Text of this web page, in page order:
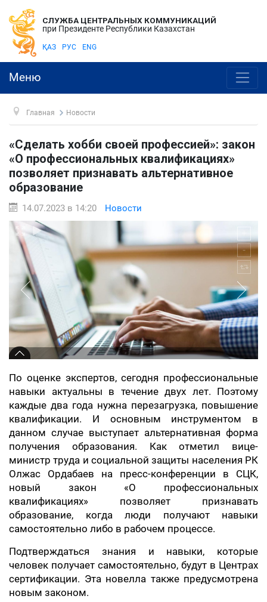
СЛУЖБА ЦЕНТРАЛЬНЫХ КОММУНИКАЦИЙ
при Президенте Республики Казахстан
ҚАЗ РУС ENG
Меню
Главная Новости
«Сделать хобби своей профессией»: закон
«О профессиональных квалификациях»
позволяет признавать альтернативное
образование
14.07.2023 в 14:20 Новости
По оценке экспертов, сегодня профессиональные
навыки актуальны в течение двух лет. Поэтому
каждые два года нужна перезагрузка, повышение
квалификации. И основным инструментом в
данном случае выступает альтернативная форма
получения образования. Как отметил вице-
министр труда и социальной защиты населения РК
Олжас Ордабаев на пресс-конференции в СЦК,
новый закон «О профессиональных
квалификациях» позволяет признавать
образование, когда люди получают навыки
самостоятельно либо в рабочем процессе.
Подтверждаться знания и навыки, которые
человек получает самостоятельно, будут в Центрах
сертификации. Эта новелла также предусмотрена
новым законом.